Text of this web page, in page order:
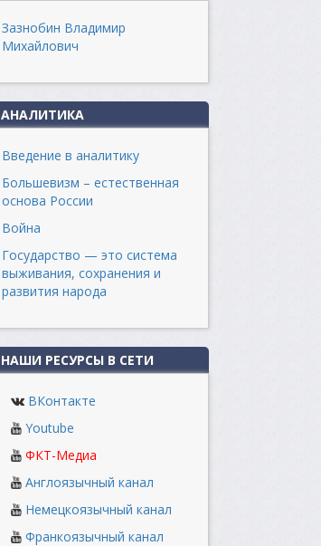
Зазнобин Владимир
Михайлович
АНАЛИТИКА
Введение в аналитику
Большевизм – естественная
основа России
Война
Государство — это система
выживания, сохранения и
развития народа
НАШИ РЕСУРСЫ В СЕТИ
ВКонтакте
Youtube
ФКТ-Медиа
Англоязычный канал
Немецкоязычный канал
Франкоязычный канал